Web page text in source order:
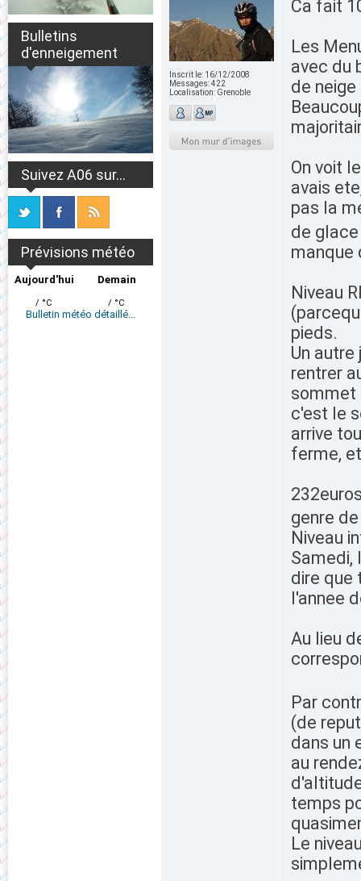
Bulletins
d'enneigement
Suivez A06 sur...
Prévisions météo
Aujourd'hui
/ °C
Demain
/ °C
Bulletin météo détaillé...
Inscrit le: 16/12/2008
Messages:422
Localisation: Grenoble
Ca fait
Les
avec du
de
On voit
avais
pas la
de
manque
Niveau
pieds.
Un
rentrer
sommet
c'est le
arrive
ferme,
genre
Niveau
Samedi,
dire que
l'annee
Au lieu
Par
(de
dans un
au
temps
Le